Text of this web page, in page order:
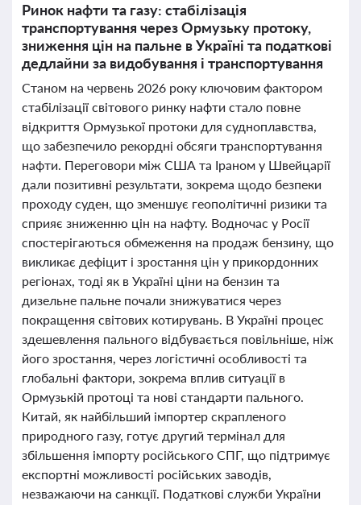
Ринок нафти та газу: стабілізація
транспортування через Ормузьку протоку,
зниження цін на пальне в Україні та податкові
дедлайни за видобування і транспортування
Станом на червень 2026 року ключовим фактором
стабілізації світового ринку нафти стало повне
відкриття Ормузької протоки для судноплавства,
що забезпечило рекордні обсяги транспортування
нафти. Переговори між США та Іраном у Швейцарії
дали позитивні результати, зокрема щодо безпеки
проходу суден, що зменшує геополітичні ризики та
сприяє зниженню цін на нафту. Водночас у Росії
спостерігаються обмеження на продаж бензину, що
викликає дефіцит і зростання цін у прикордонних
регіонах, тоді як в Україні ціни на бензин та
дизельне пальне почали знижуватися через
покращення світових котирувань. В Україні процес
здешевлення пального відбувається повільніше, ніж
його зростання, через логістичні особливості та
глобальні фактори, зокрема вплив ситуації в
Ормузькій протоці та нові стандарти пального.
Китай, як найбільший імпортер скрапленого
природного газу, готує другий термінал для
збільшення імпорту російського СПГ, що підтримує
експортні можливості російських заводів,
незважаючи на санкції. Податкові служби України